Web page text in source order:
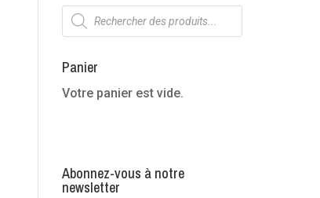
Recherche
de
produits
Panier
Votre panier est vide.
Abonnez-vous à notre
newsletter